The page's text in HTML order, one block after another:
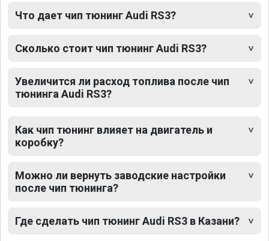
Что дает чип тюнинг Audi RS3?
Сколько стоит чип тюнинг Audi RS3?
Увеличится ли расход топлива после чип
тюнинга Audi RS3?
Как чип тюнинг влияет на двигатель и
коробку?
Можно ли вернуть заводские настройки
после чип тюнинга?
Где сделать чип тюнинг Audi RS3 в Казани?